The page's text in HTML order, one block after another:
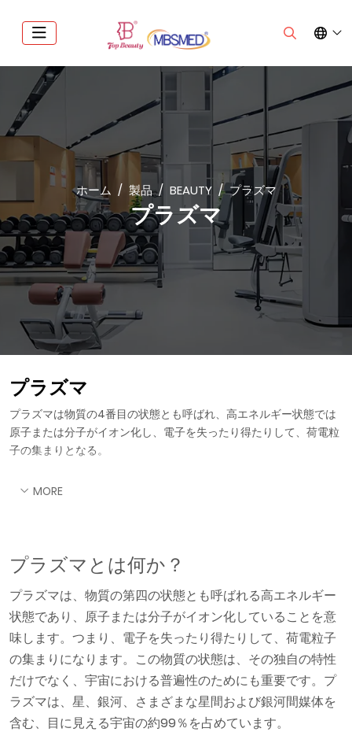
ホーム 製品 BEAUTY プラズマ
プラズマ
プラズマ
プラズマは物質の4番目の状態とも呼ばれ、高エネルギー状態では
原子または分子がイオン化し、電子を失ったり得たりして、荷電粒
子の集まりとなる。
MORE
プラズマとは何か？
プラズマは、物質の第四の状態とも呼ばれる高エネルギー
状態であり、原子または分子がイオン化していることを意
味します。つまり、電子を失ったり得たりして、荷電粒子
の集まりになります。この物質の状態は、その独自の特性
だけでなく、宇宙における普遍性のためにも重要です。プ
ラズマは、星、銀河、さまざまな星間および銀河間媒体を
含む、目に見える宇宙の約99％を占めています。